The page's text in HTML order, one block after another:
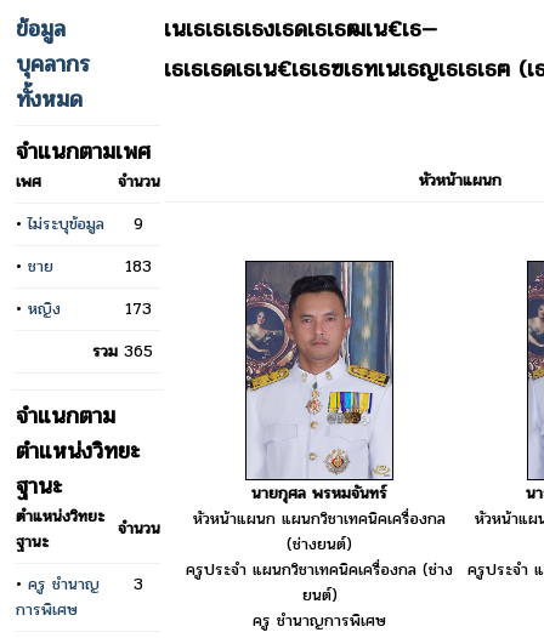
ข้อมูล
บุคลากร
ทั้งหมด
จำแนกตามเพศ
เพศ
จำนวน
•ไม่ระบุข้อมูล
9
• ชาย
183
• หญิง
173
รวม 365
จำแนกตาม
ตำแหน่งวิทยะ
ฐานะ
ตำแหน่งวิทยะ
ฐานะ
จำนวน
• ครู ชำนาญ
การพิเศษ
3
เนเธเธเธเธงเธดเธเธฒเน€เธ—
เธเธเธดเธเน€เธเธฃเธทเนเธญเธเธเธฅ (เ
หัวหน้าแผนก
นายกุศล พรหมจันทร์
หัวหน้าแผนก แผนกวิชาเทคนิคเครื่องกล
(ช่างยนต์)
ครูประจำ แผนกวิชาเทคนิคเครื่องกล (ช่าง
ยนต์)
ครู ชำนาญการพิเศษ
น
หัวหน้าแผ
ครูประจำ